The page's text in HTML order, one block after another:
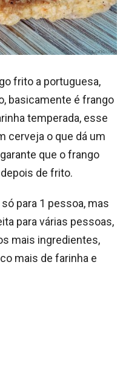
frito a portuguesa,
basicamente é frango
temperada, esse
cerveja o que dá um
que o frango
de frito.
para 1 pessoa, mas
para várias pessoas,
mais ingredientes,
mais de farinha e